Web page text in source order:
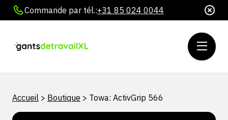
Commande par tél.:+31 85 024 0044
Accueil > Boutique > Towa: ActivGrip 566